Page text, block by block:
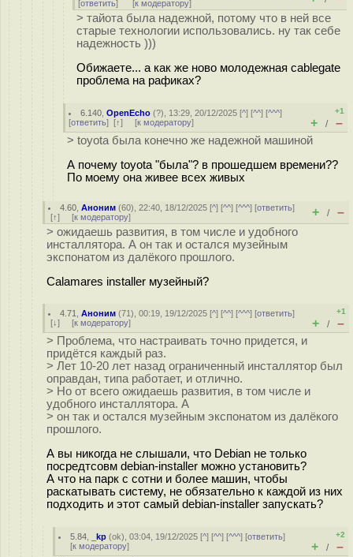
[ответить] [к модератору]
> тайота была надежной, потому что в ней все
старые технологии использовались. ну так себе
надежность )))
Обижаете... а как же ново молодежная cablegate
проблема на рафиках?
6.140 ,OpenEcho (?), 13:29, 20/12/2025 [^] [^^] [^^^]
[ответить] [↑] [к модератору]
+1
+ / –
> toyota была конечно же надежной машиной
А почему toyota "была"? в прошедшем времени??
По моему она живее всех живых
4.60 ,Аноним (60), 22:40, 18/12/2025 [^] [^^] [^^^] [ответить]
[↑] [к модератору] + / –
> ожидаешь развития, в том числе и удобного
инсталлятора. А он так и остался музейным
экспонатом из далёкого прошлого.
Calamares installer музейный?
4.71 ,Аноним (71), 00:19, 19/12/2025 [^] [^^] [^^^] [ответить]
[↓] [к модератору]
+1
+ / –
> Проблема, что настраивать точно придется, и
придётся каждый раз.
> Лет 10-20 лет назад ограниченный инсталлятор был
оправдан, типа работает, и отлично.
> Но от всего ожидаешь развития, в том числе и
удобного инсталлятора. А
> он так и остался музейным экспонатом из далёкого
прошлого.
А вы никогда не слышали, что Debian не только
посредтсовм debian-installer можно установить?
А что на парк с сотни и более машин, чтобы
раскатывать систему, не обязательно к каждой из них
подходить и этот самый debian-installer запускать?
5.84 _kp (ok), 03:04, 19/12/2025 [^] [^^] [^^^] [ответить]
[к модератору]
+2
+ / –